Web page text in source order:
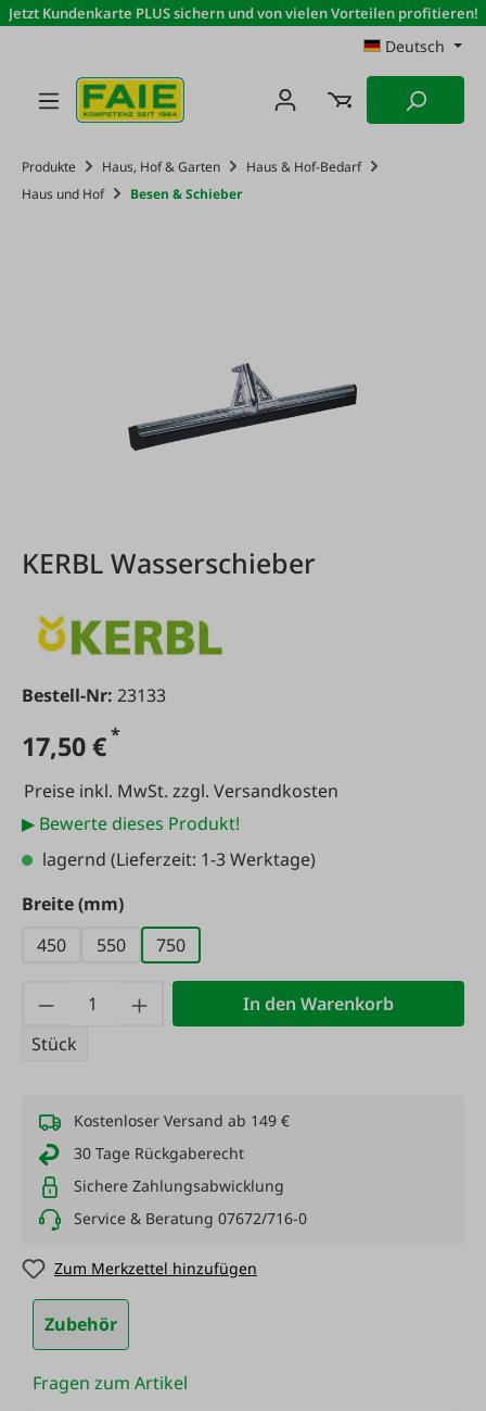
Zum Hauptinhalt springen
Jetzt Kundenkarte PLUS sichern und von vielen Vorteilen profitieren!
Deutsch
Produkte Haus, Hof & Garten
Haus & Hof-Bedarf
Haus und Hof
Besen & Schieber
KERBL Wasserschieber
Bestell-Nr: 23133
17,50 €*
Preise inkl. MwSt. zzgl. Versandkosten
▶ Bewerte dieses Produkt!
lagernd (Lieferzeit: 1-3 Werktage)
Breite (mm)auswählen
450
550 750
Produkt Anzahl: Gib den gewünschten
Stück
In den Warenkorb
Kostenloser Versand ab 149 €
30 Tage Rückgaberecht
Sichere Zahlungsabwicklung
Service & Beratung 07672/716-0
Zum Merkzettel hinzufügen
Zubehör
Fragen zum Artikel